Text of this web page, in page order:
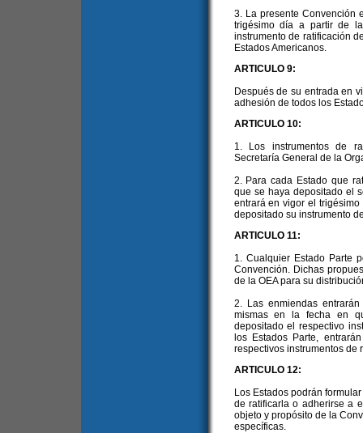
3. La presente Convención
trigésimo día a partir de
instrumento de ratificación
Estados Americanos.
ARTICULO 9:
Después de su entrada en
adhesión de todos los
ARTICULO 10:
1. Los instrumentos de
Secretaría General de la
2. Para cada Estado que
que se haya depositado el
entrará en vigor el
depositado su instrumento
ARTICULO 11:
1. Cualquier Estado Parte
Convención. Dichas
de la OEA para su
2. Las enmiendas
mismas en la fecha en
depositado el respectivo
los Estados Parte,
respectivos instrumentos de
ARTICULO 12:
Los Estados podrán
de ratificarla o adherirse a
objeto y propósito de la
específicas.